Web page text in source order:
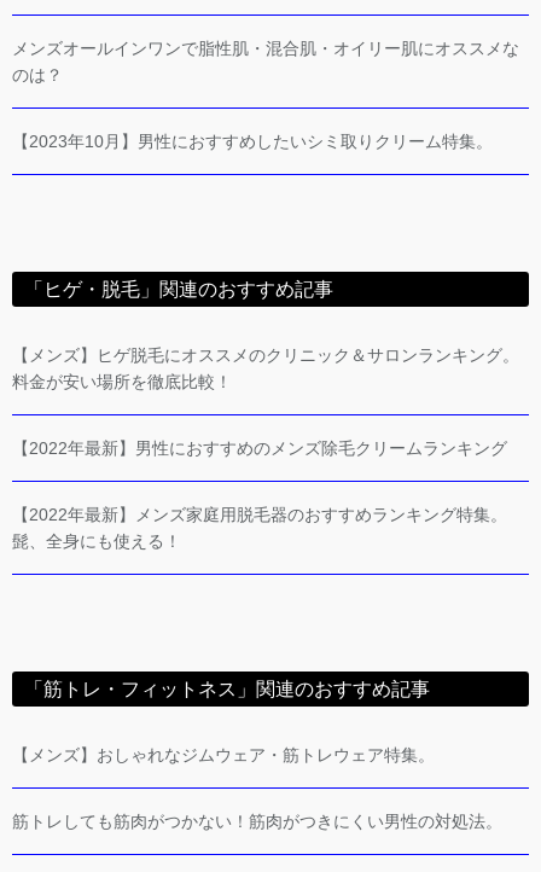
メンズオールインワンで脂性肌・混合肌・オイリー肌にオススメな
のは？
【2023年10月】男性におすすめしたいシミ取りクリーム特集。
「ヒゲ・脱毛」関連のおすすめ記事
【メンズ】ヒゲ脱毛にオススメのクリニック＆サロンランキング。
料金が安い場所を徹底比較！
【2022年最新】男性におすすめのメンズ除毛クリームランキング
【2022年最新】メンズ家庭用脱毛器のおすすめランキング特集。
髭、全身にも使える！
「筋トレ・フィットネス」関連のおすすめ記事
【メンズ】おしゃれなジムウェア・筋トレウェア特集。
筋トレしても筋肉がつかない！筋肉がつきにくい男性の対処法。